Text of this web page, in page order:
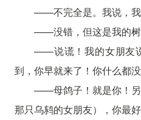
——不完全是。我说，我
——没错，但这是我的树
——说谎！我的女朋友
到，你早就来了！你什么都没
——母鸽子！就是你！另
那只乌鸫的女朋友），你最